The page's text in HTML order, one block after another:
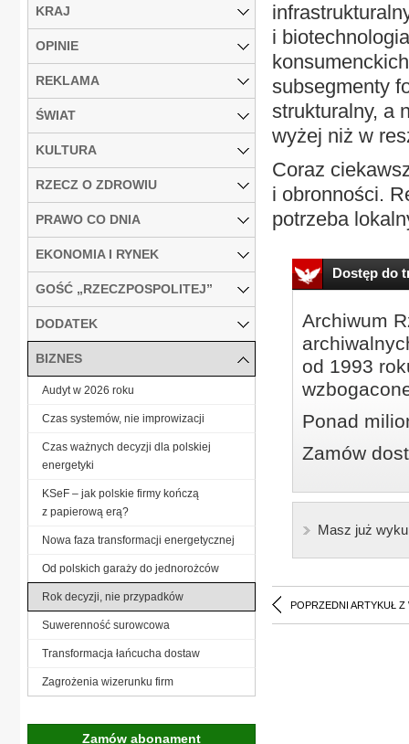
i
subsegmenty
strukturalny, a
wyżej niż w
Coraz
i obronności.
potrzeba
Dostęp do
Archiwum
od 1993
Ponad
Zamów
Masz już
POPRZEDNI ARTYKUŁ Z
KRAJ
OPINIE
REKLAMA
ŚWIAT
KULTURA
RZECZ O ZDROWIU
PRAWO CO DNIA
EKONOMIA I RYNEK
GOŚĆ „RZECZPOSPOLITEJ”
DODATEK
BIZNES
Audyt w 2026 roku
Czas systemów, nie improwizacji
Czas ważnych decyzji dla polskiej
energetyki
KSeF – jak polskie firmy kończą
z papierową erą?
Nowa faza transformacji energetycznej
Od polskich garaży do jednorożców
Rok decyzji, nie przypadków
Suwerenność surowcowa
Transformacja łańcucha dostaw
Zagrożenia wizerunku firm
Zamów abonament